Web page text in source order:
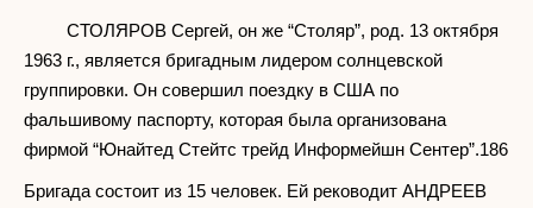
СТОЛЯРОВ Сергей, он же “Столяр”, род. 13 октября
1963 г., является бригадным лидером солнцевской
группировки. Он совершил поездку в США по
фальшивому паспорту, которая была организована
фирмой “Юнайтед Стейтс трейд Информейшн Сентер”.186
Бригада состоит из 15 человек. Ей реководит АНДРЕЕВ